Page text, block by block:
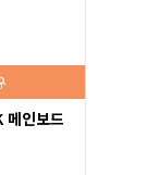
메인보드